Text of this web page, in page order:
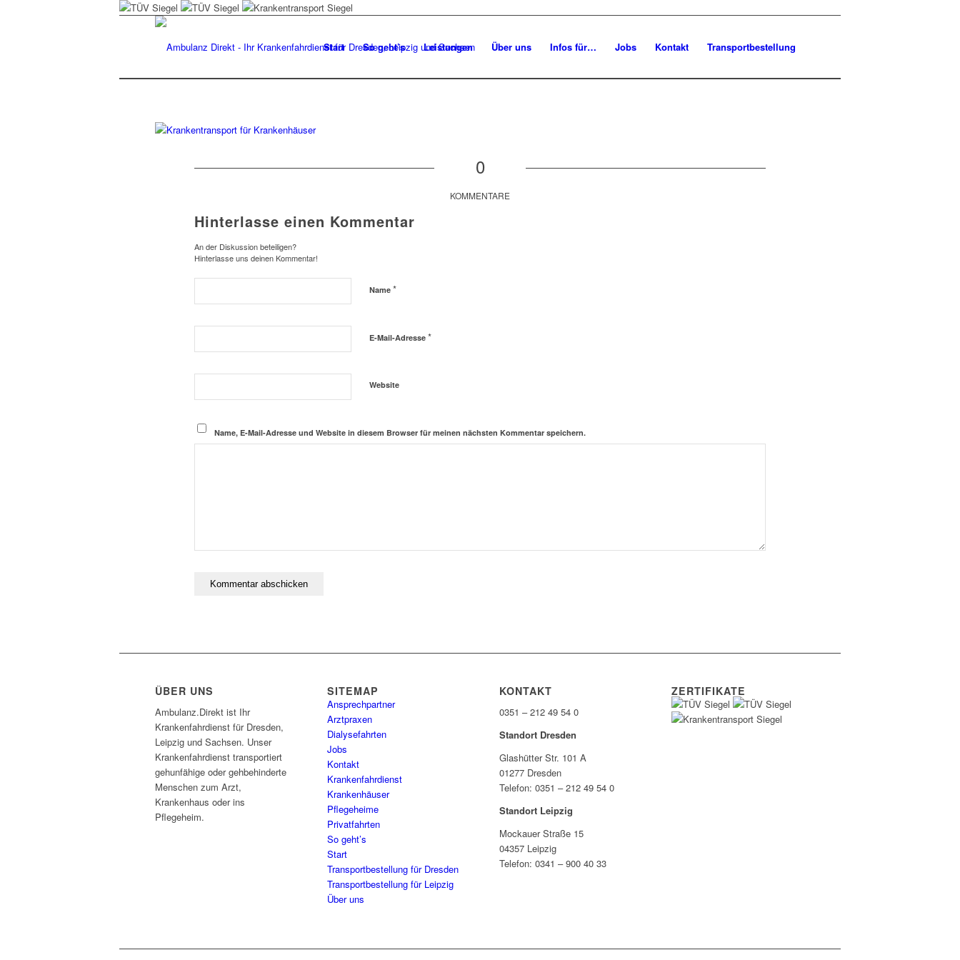
Start So geht’s Leistungen Über uns Infos für… Jobs Kontakt Transportbestellung
0
KOMMENTARE
Hinterlasse einen Kommentar
An der Diskussion beteiligen?
Hinterlasse uns deinen Kommentar!
Name *
E-Mail-Adresse *
Website
Name, E-Mail-Adresse und Website in diesem Browser für meinen nächsten Kommentar speichern.
ÜBER UNS
Ambulanz.Direkt ist Ihr
Krankenfahrdienst für Dresden,
Leipzig und Sachsen. Unser
Krankenfahrdienst transportiert
gehunfähige oder gehbehinderte
Menschen zum Arzt,
Krankenhaus oder ins
Pflegeheim.
SITEMAP
Ansprechpartner
Arztpraxen
Dialysefahrten
Jobs
Kontakt
Krankenfahrdienst
Krankenhäuser
Pflegeheime
Privatfahrten
So geht’s
Start
Transportbestellung für Dresden
Transportbestellung für Leipzig
Über uns
KONTAKT
0351 – 212 49 54 0
Standort Dresden
Glashütter Str. 101 A
01277 Dresden
Telefon: 0351 – 212 49 54 0
Standort Leipzig
Mockauer Straße 15
04357 Leipzig
Telefon: 0341 – 900 40 33
ZERTIFIKATE